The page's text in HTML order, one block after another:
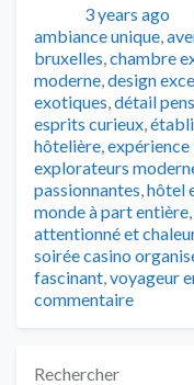
Publié3 years ago
ambiance unique,
bruxelles,chambre
moderne,design
exotiques,détail
esprits curieux,
hôtelière,
explorateurs
passionnantes,hôtel
monde à part entière,
attentionné et
soirée casino
fascinant,voyageur
commentaire
Rechercher